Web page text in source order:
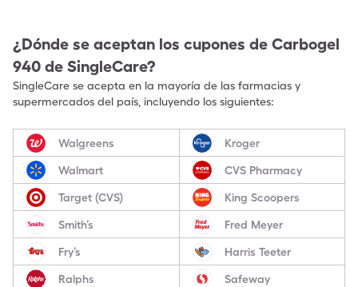
¿Dónde se aceptan los cupones de Carbogel
940 de SingleCare?
SingleCare se acepta en la mayoría de las farmacias y
supermercados del país, incluyendo los siguientes:
Walgreens Kroger
Walmart CVS Pharmacy
Target (CVS) King Scoopers
Smith’s Fred Meyer
Fry’s Harris Teeter
Ralphs Safeway